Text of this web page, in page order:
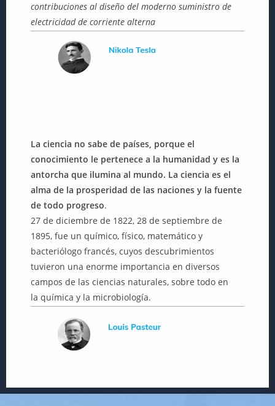
contribuciones al diseño del moderno suministro de
electricidad de corriente alterna
La ciencia no sabe de países, porque el
conocimiento le pertenece a la humanidad y es la
antorcha que ilumina al mundo. La ciencia es el
alma de la prosperidad de las naciones y la fuente
de todo progreso.
27 de diciembre de 1822, 28 de septiembre de
1895, fue un químico, físico, matemático y
bacteriólogo francés, cuyos descubrimientos
tuvieron una enorme importancia en diversos
campos de las ciencias naturales, sobre todo en
la química y la microbiología.